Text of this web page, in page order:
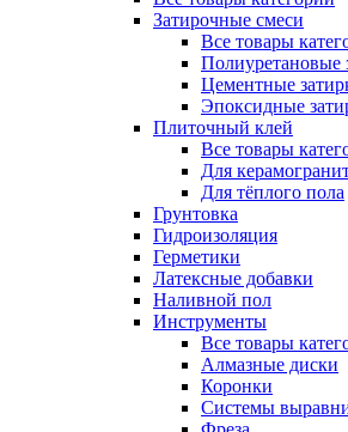
Затирочные смеси
Все товары
Полиуретановые
Цементные
Эпоксидные
Плиточный клей
Все товары
Для
Для тёплого пола
Грунтовка
Гидроизоляция
Герметики
Латексные добавки
Наливной пол
Инструменты
Все товары
Алмазные диски
Коронки
Системы